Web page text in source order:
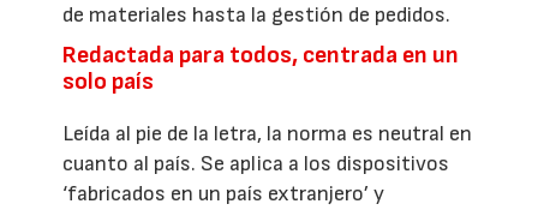
de materiales hasta la gestión de pedidos.
Redactada para todos, centrada en un
solo país
Leída al pie de la letra, la norma es neutral en
cuanto al país. Se aplica a los dispositivos
‘fabricados en un país extranjero’ y